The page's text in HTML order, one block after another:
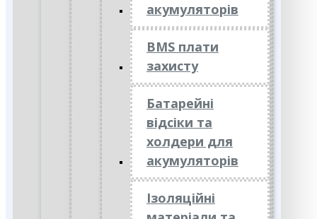
акумуляторів
BMS плати
захисту
Батарейні
відсіки та
холдери для
акумуляторів
Ізоляційні